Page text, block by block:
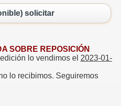
solicitar
SOBRE REPOSICIÓN
lo vendimos el 2023-01-
lo recibimos. Seguiremos